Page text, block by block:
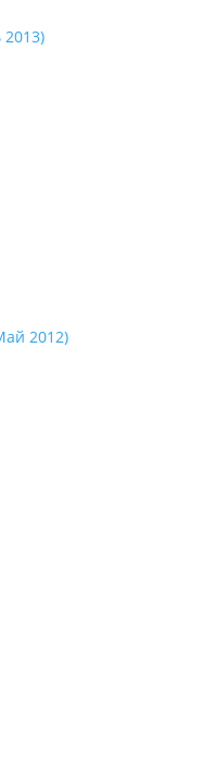
2012)